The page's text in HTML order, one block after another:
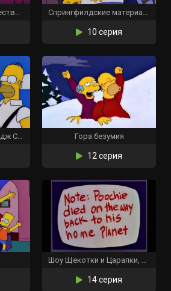
Таинственное путешествие Гомера Спрингфилдские материалы
10 серия
Запутанный мир Мардж Симпсон Гора безумия
12 серия
Шоу Щекотки и Царапки, и Лайки
14 серия